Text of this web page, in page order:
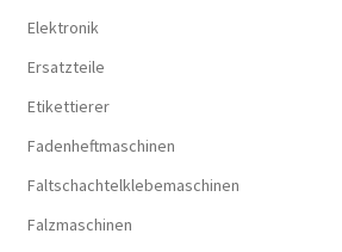
Elektronik
Ersatzteile
Etikettierer
Fadenheftmaschinen
Faltschachtelklebemaschinen
Falzmaschinen